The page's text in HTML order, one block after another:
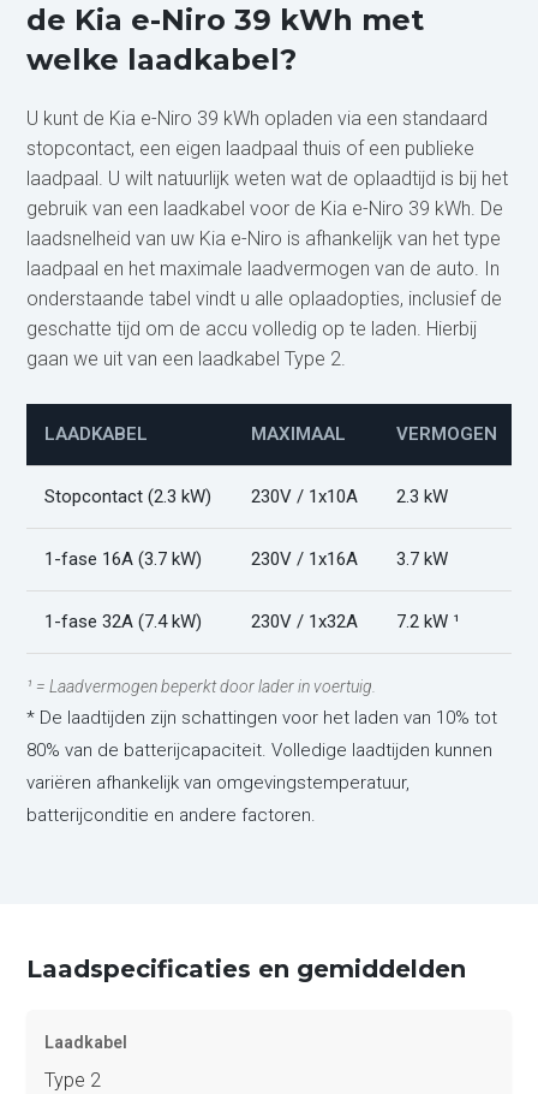
de Kia e-Niro 39 kWh met
welke laadkabel?
U kunt de Kia e-Niro 39 kWh opladen via een standaard
stopcontact, een eigen laadpaal thuis of een publieke
laadpaal. U wilt natuurlijk weten wat de oplaadtijd is bij het
gebruik van een laadkabel voor de Kia e-Niro 39 kWh. De
laadsnelheid van uw Kia e-Niro is afhankelijk van het type
laadpaal en het maximale laadvermogen van de auto. In
onderstaande tabel vindt u alle oplaadopties, inclusief de
geschatte tijd om de accu volledig op te laden. Hierbij
gaan we uit van een laadkabel Type 2.
LAADKABEL MAXIMAAL VERMOGEN
Stopcontact (2.3 kW) 230V / 1x10A 2.3 kW
1-fase 16A (3.7 kW) 230V / 1x16A 3.7 kW
1-fase 32A (7.4 kW) 230V / 1x32A 7.2 kW ¹
¹ = Laadvermogen beperkt door lader in voertuig.
* De laadtijden zijn schattingen voor het laden van 10% tot
80% van de batterijcapaciteit. Volledige laadtijden kunnen
variëren afhankelijk van omgevingstemperatuur,
batterijconditie en andere factoren.
Laadspecificaties en gemiddelden
Laadkabel
Type 2